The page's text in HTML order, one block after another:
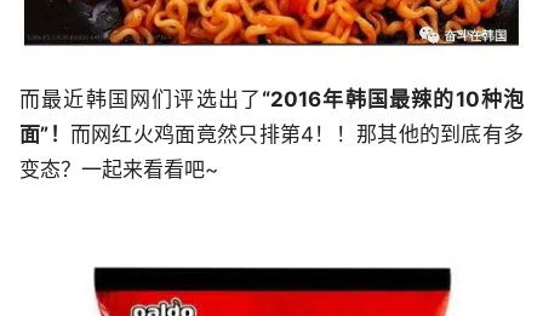
而最近韩国网们评选出了 “2016年韩国最辣的10种泡
面”！ 而网红火鸡面竟然只排第4！！那其他的到底有多
变态？一起来看看吧~